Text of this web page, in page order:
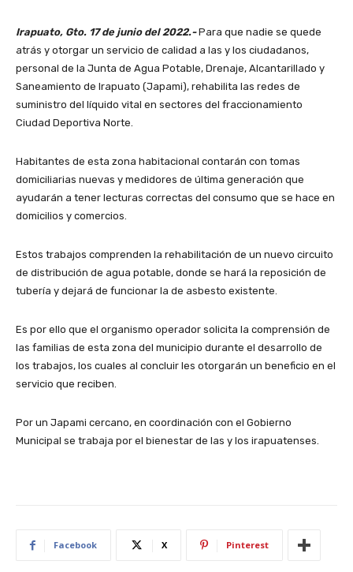
Irapuato, Gto. 17 de junio del 2022.-Para que nadie se quede
atrás y otorgar un servicio de calidad a las y los ciudadanos,
personal de la Junta de Agua Potable, Drenaje, Alcantarillado y
Saneamiento de Irapuato (Japami), rehabilita las redes de
suministro del líquido vital en sectores del fraccionamiento
Ciudad Deportiva Norte.
Habitantes de esta zona habitacional contarán con tomas
domiciliarias nuevas y medidores de última generación que
ayudarán a tener lecturas correctas del consumo que se hace en
domicilios y comercios.
Estos trabajos comprenden la rehabilitación de un nuevo circuito
de distribución de agua potable, donde se hará la reposición de
tubería y dejará de funcionar la de asbesto existente.
Es por ello que el organismo operador solicita la comprensión de
las familias de esta zona del municipio durante el desarrollo de
los trabajos, los cuales al concluir les otorgarán un beneficio en el
servicio que reciben.
Por un Japami cercano, en coordinación con el Gobierno
Municipal se trabaja por el bienestar de las y los irapuatenses.
Facebook X Pinterest